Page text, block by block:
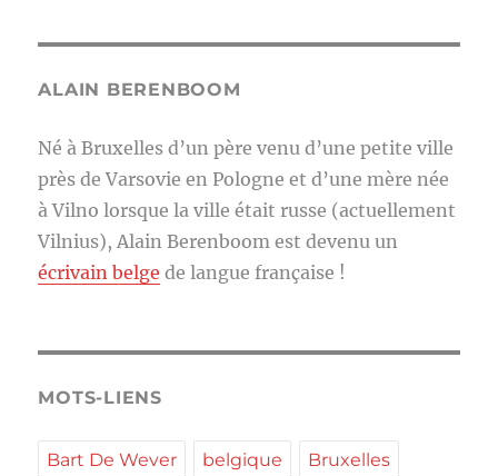
ALAIN BERENBOOM
Né à Bruxelles d’un père venu d’une petite ville
près de Varsovie en Pologne et d’une mère née
à Vilno lorsque la ville était russe (actuellement
Vilnius), Alain Berenboom est devenu un
écrivain belge de langue française !
MOTS-LIENS
Bart De Wever belgique Bruxelles